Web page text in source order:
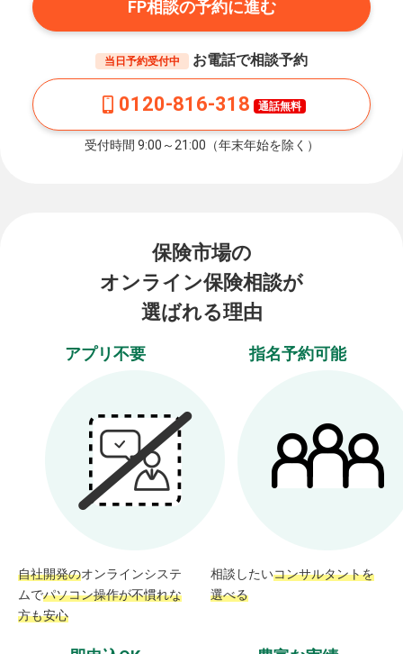
FP相談の予約に進む
当日予約受付中 お電話で相談予約
0120-816-318 通話無料
受付時間 9:00～21:00（年末年始を除く）
保険市場の
オンライン保険相談が
選ばれる理由
アプリ不要
自社開発のオンラインシステ
ムでパソコン操作が不慣れな
方も安心
指名予約可能
相談したいコンサルタントを
選べる